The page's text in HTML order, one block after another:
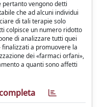
pertanto vengono detti
che ad alcuni individui
di tali terapie solo
colpisce un numero ridotto
di analizzare tutti quei
a promuovere la
dei «farmaci orfani»,
a quanti sono affetti